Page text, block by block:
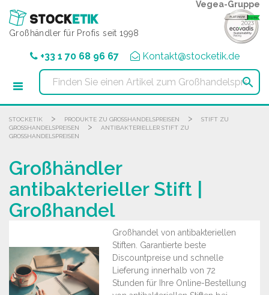
Großhändler für Profis seit 1998
Vegea-Gruppe
+33 1 70 68 96 67 Kontakt@stocketik.de

STOCKETIK > PRODUKTE ZU GROSSHANDELSPREISEN >
STIFT ZU
GROSSHANDELSPREISEN
>
ANTIBAKTERIELLER STIFT ZU
GROSSHANDELSPREISEN
Großhändler
antibakterieller Stift |
Großhandel
Großhandel von antibakteriellen
Stiften. Garantierte beste
Discountpreise und schnelle
Lieferung innerhalb von 72
Stunden für Ihre Online-Bestellung